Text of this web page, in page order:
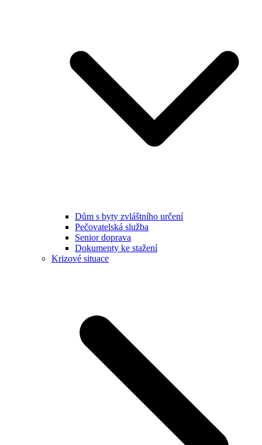
Dům s byty zvláštního určení
Pečovatelská služba
Senior doprava
Dokumenty ke stažení
Krizové situace